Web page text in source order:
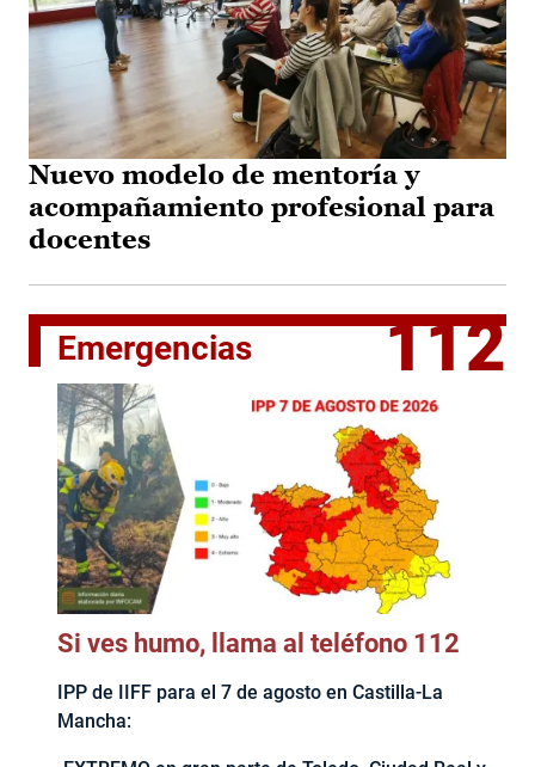
Nuevo modelo de mentoría y
acompañamiento profesional para
docentes
Emergencias 112
Si ves humo, llama al teléfono 112
IPP de IIFF para el 7 de agosto en Castilla-La
Mancha: